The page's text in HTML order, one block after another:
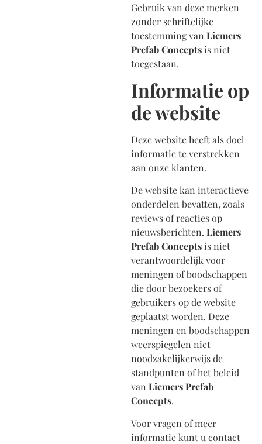
Gebruik van deze merken
zonder schriftelijke
toestemming van Liemers
Prefab Conceptsis niet
toegestaan.
Informatie op
de website
Deze website heeft als doel
informatie te verstrekken
aan onze klanten.
De website kan interactieve
onderdelen bevatten, zoals
reviews of reacties op
nieuwsberichten. Liemers
Prefab Conceptsis niet
verantwoordelijk voor
meningen of boodschappen
die door bezoekers of
gebruikers op de website
geplaatst worden. Deze
meningen en boodschappen
weerspiegelen niet
noodzakelijkerwijs de
standpunten of het beleid
van Liemers Prefab
Concepts.
Voor vragen of meer
informatie kunt u contact